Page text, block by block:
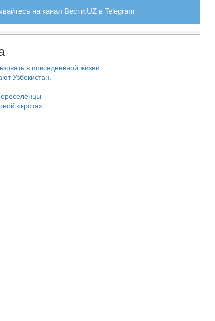
на канал Вести.UZ в Telegram
в повседневной жизни
Узбекистан.
«крота».